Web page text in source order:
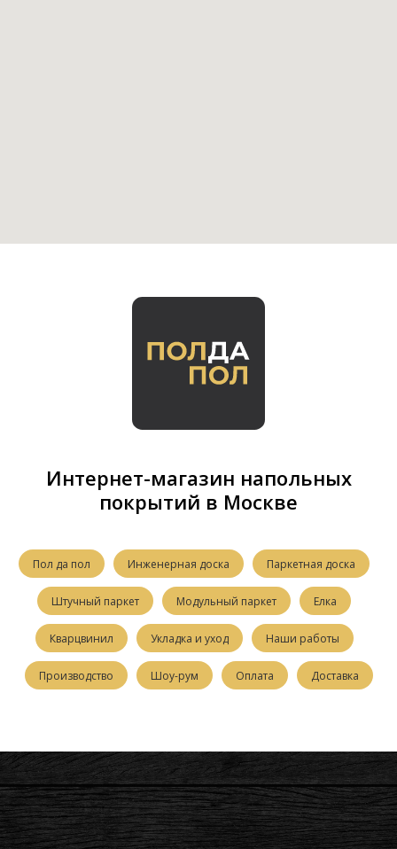
Интернет-магазин напольных
покрытий в Москве
Пол да пол Инженерная доска Паркетная доска
Штучный паркет Модульный паркет Елка
Кварцвинил Укладка и уход Наши работы
Производство Шоу-рум Оплата Доставка